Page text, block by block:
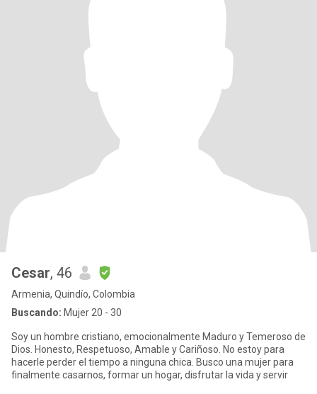
Cesar, 46
Armenia, Quindío, Colombia
Buscando: Mujer 20 - 30
Soy un hombre cristiano, emocionalmente Maduro y Temeroso de
Dios. Honesto, Respetuoso, Amable y Cariñoso. No estoy para
hacerle perder el tiempo a ninguna chica. Busco una mujer para
finalmente casarnos, formar un hogar, disfrutar la vida y servir